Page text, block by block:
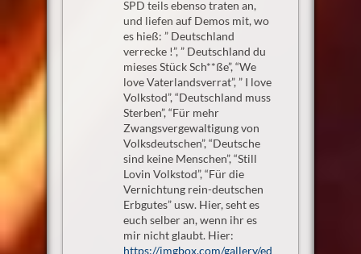
SPD teils ebenso traten an,
und liefen auf Demos mit, wo
es hieß: ” Deutschland
verrecke !”, ” Deutschland du
mieses Stück Sch**ße”, “We
love Vaterlandsverrat”, ” I love
Volkstod”, “Deutschland muss
Sterben”, “Für mehr
Zwangsvergewaltigung von
Volksdeutschen”, “Deutsche
sind keine Menschen”, “Still
Lovin Volkstod”, “Für die
Vernichtung rein-deutschen
Erbgutes” usw. Hier, seht es
euch selber an, wenn ihr es
mir nicht glaubt. Hier:
https://imgbox.com/gallery/ed